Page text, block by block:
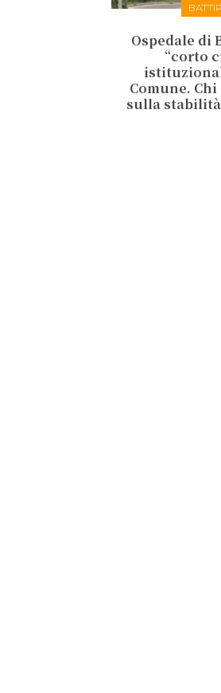
Ospedale di
“corto
Comune.
sulla